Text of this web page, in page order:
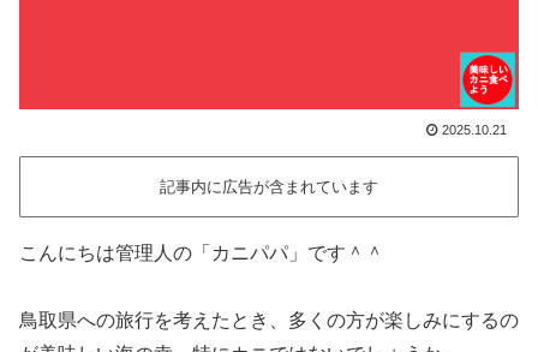
2025.10.21
記事内に広告が含まれています
こんにちは管理人の「カニパパ」です＾＾
鳥取県への旅行を考えたとき、多くの方が楽しみにするの